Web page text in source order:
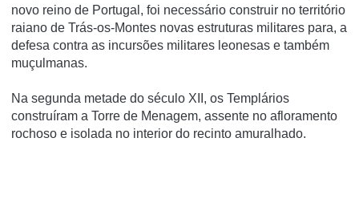
novo reino de Portugal, foi necessário construir no território
raiano de Trás-os-Montes novas estruturas militares para, a
defesa contra as incursões militares leonesas e também
muçulmanas.
Na segunda metade do século XII, os Templários
construíram a Torre de Menagem, assente no afloramento
rochoso e isolada no interior do recinto amuralhado.